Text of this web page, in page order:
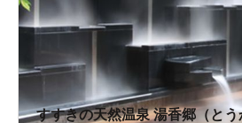
すすきの天然温泉 湯香郷（とう